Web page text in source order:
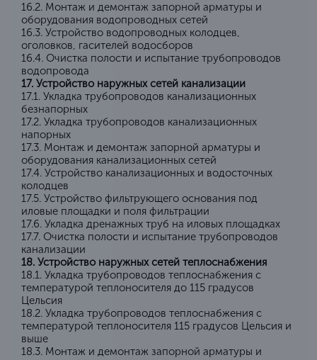
16.2. Монтаж и демонтаж запорной арматуры и
оборудования водопроводных сетей
16.3. Устройство водопроводных колодцев,
оголовков, гасителей водосборов
16.4. Очистка полости и испытание трубопроводов
водопровода
17. Устройство наружных сетей канализации
17.1. Укладка трубопроводов канализационных
безнапорных
17.2. Укладка трубопроводов канализационных
напорных
17.3. Монтаж и демонтаж запорной арматуры и
оборудования канализационных сетей
17.4. Устройство канализационных и водосточных
колодцев
17.5. Устройство фильтрующего основания под
иловые площадки и поля фильтрации
17.6. Укладка дренажных труб на иловых площадках
17.7. Очистка полости и испытание трубопроводов
канализации
18. Устройство наружных сетей теплоснабжения
18.1. Укладка трубопроводов теплоснабжения с
температурой теплоносителя до 115 градусов
Цельсия
18.2. Укладка трубопроводов теплоснабжения с
температурой теплоносителя 115 градусов Цельсия и
выше
18.3. Монтаж и демонтаж запорной арматуры и